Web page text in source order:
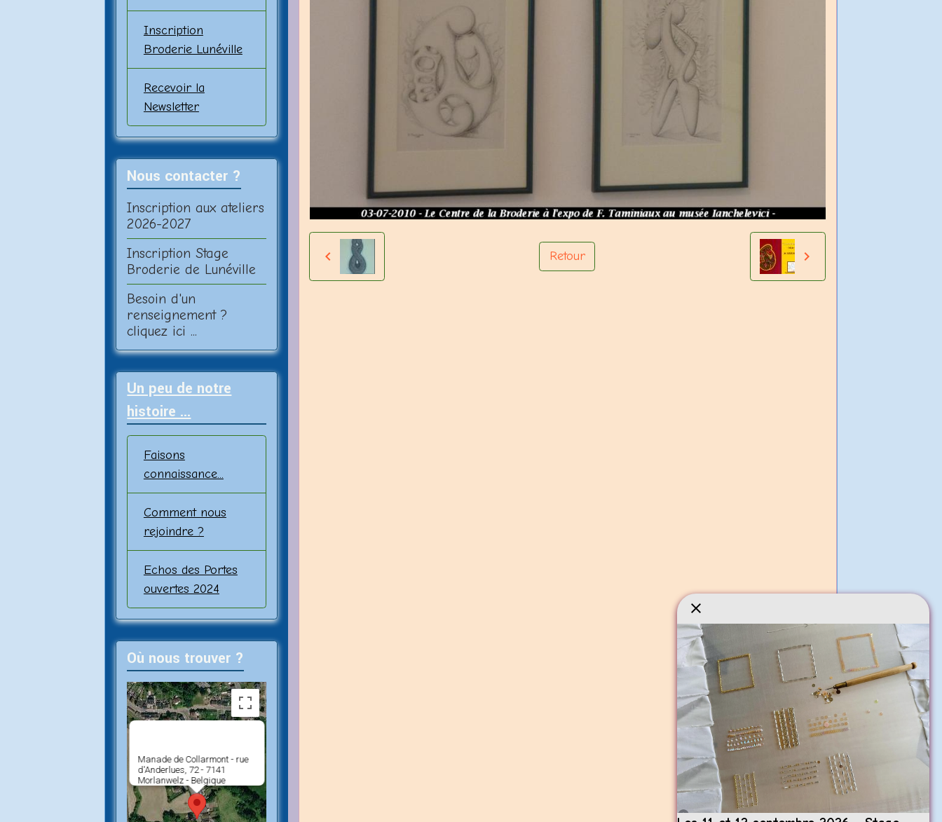
Retour
Inscription
Broderie Lunéville
Recevoir la
Newsletter
Nous contacter ?
Inscription aux ateliers
2026-2027
Inscription Stage
Broderie de Lunéville
Besoin d'un
renseignement ?
cliquez ici ...
Un peu de notre
histoire ...
Faisons
connaissance...
Comment nous
rejoindre ?
Echos des Portes
ouvertes 2024
Où nous trouver ?
Manade de Collarmont - rue
d'Anderlues, 72 - 7141
Morlanwelz - Belgique